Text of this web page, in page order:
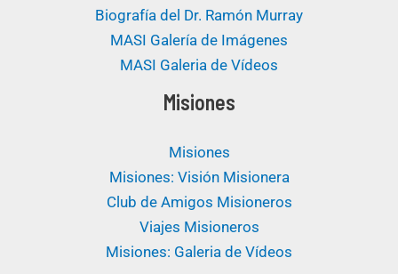
Biografía del Dr. Ramón Murray
MASI Galería de Imágenes
MASI Galeria de Vídeos
Misiones
Misiones
Misiones: Visión Misionera
Club de Amigos Misioneros
Viajes Misioneros
Misiones: Galeria de Vídeos